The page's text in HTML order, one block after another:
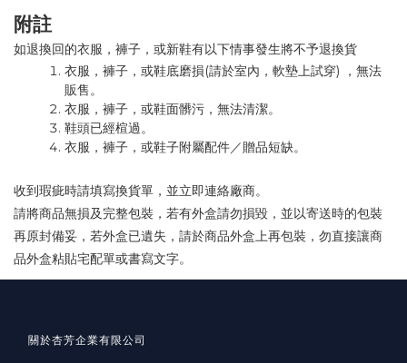
附註
如退換回的衣服，褲子，或新鞋有以下情事發生將不予退換貨
衣服，褲子，或鞋底磨損(請於室內，軟墊上試穿)
，無法
販售。
衣服，褲子，或鞋面髒污，無法清潔。
鞋頭已經楦過。
衣服，褲子，或鞋子附屬配件／贈品短缺。
收到瑕疵時請填寫換貨單，並立即連絡廠商。
請將商品無損及完整包裝，若有外盒請勿損毀，並以寄送時的包裝
再原封備妥，若外盒已遺失，請於商品外盒上再包裝，勿直接讓商
品外盒粘貼宅配單或書寫文字。
關於杏芳企業有限公司